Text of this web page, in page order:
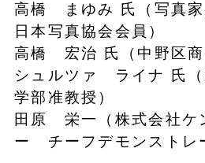
高橋 まゆみ 氏（写真家
日本写真協会会員）
高橋 宏治 氏（中野区商
シュルツァ ライナ 氏（
学部准教授）
田原 栄一（株式会社ケ
ー チーフデモンストレ